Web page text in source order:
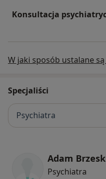
Konsultacja
W jaki sposób ustalane są
Specjaliści
Psychiatra
Adam
Psychiatra